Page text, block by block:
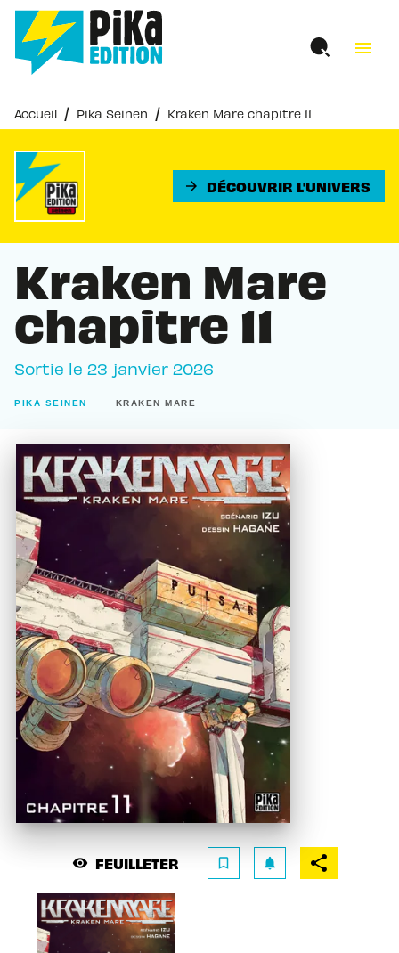
MENU RECHERCHE
PIED DE PAGE
menu
Accueil / Pika Seinen / Kraken Mare chapitre 11
arrow_forward DÉCOUVRIR L'UNIVERS
Kraken Mare
chapitre 11
Sortie le 23 janvier 2026
PIKA SEINEN KRAKEN MARE
visibility FEUILLETER bookmark_border notifications